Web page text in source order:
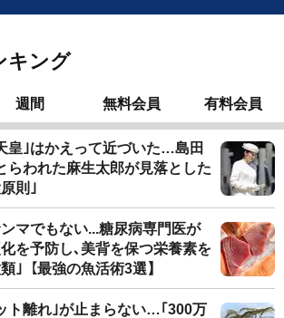
キング
週間 無料会員 有料会員
皇｣はかえって近づいた…島田
らわれた麻生太郎が見落とした
則｣
マでもない...糖尿病専門医が
を予防し､美背を保つ栄養素を
｣【最強の魚活術3選】
ト離れ｣が止まらない…｢300万